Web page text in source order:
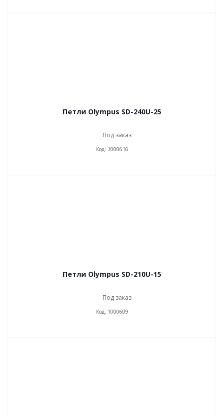
Петли Olympus SD-240U-25
Под заказ
Код: 1000616
Петли Olympus SD-210U-15
Под заказ
Код: 1000609